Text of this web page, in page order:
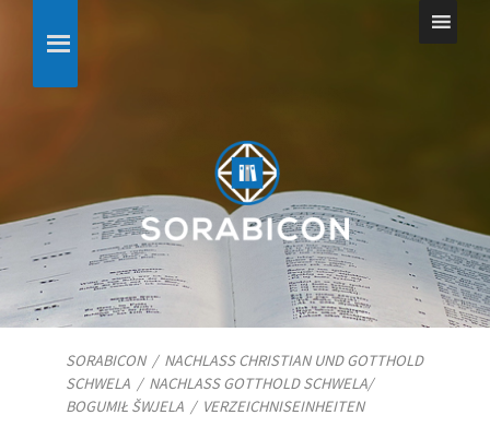
SORABICON/ NACHLASS CHRISTIAN UND GOTTHOLD
SCHWELA / NACHLASS GOTTHOLD SCHWELA/​
BOGUMIŁ ŠWJELA / VERZEICHNISEINHEITEN